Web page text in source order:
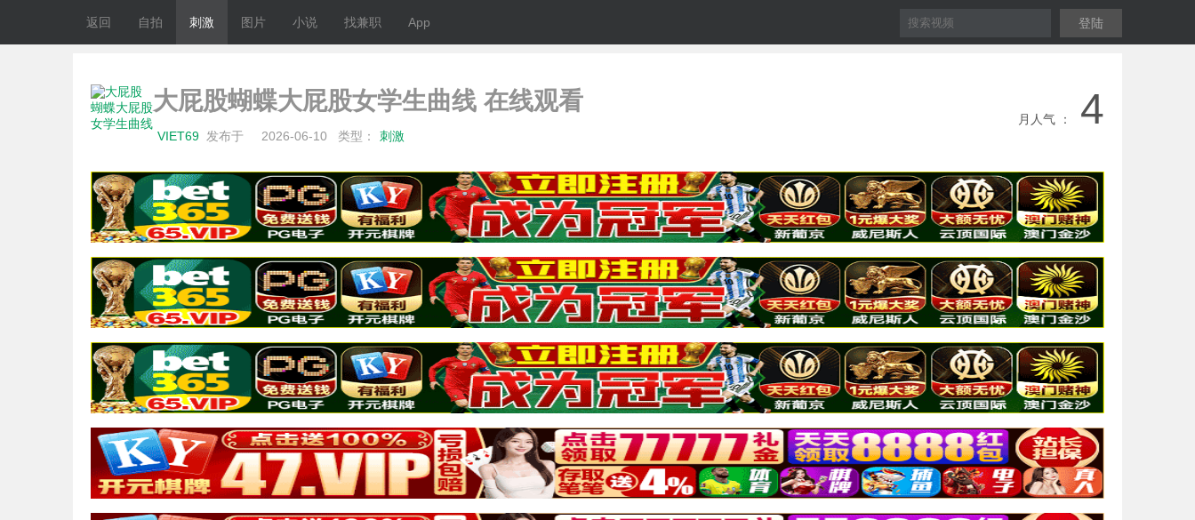
返回 自拍 刺激 图片 小说 找兼职 App 登陆
大屁股蝴蝶大屁股女学生曲线 在线观看
VIET69 发布于 2026-06-10 类型： 刺激
月人气 ： 4